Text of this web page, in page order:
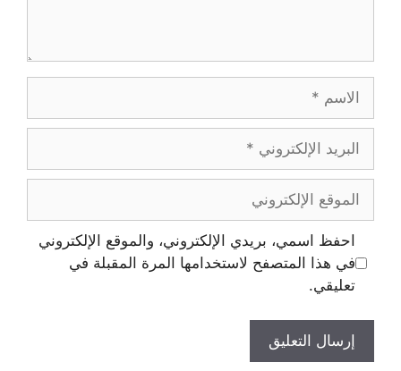
الاسم
البريد
الإلكتروني
الموقع
الإلكتروني
احفظ اسمي، بريدي الإلكتروني، والموقع الإلكتروني
في هذا المتصفح لاستخدامها المرة المقبلة في
تعليقي.